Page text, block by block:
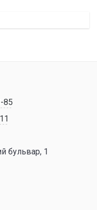
85
бульвар, 1